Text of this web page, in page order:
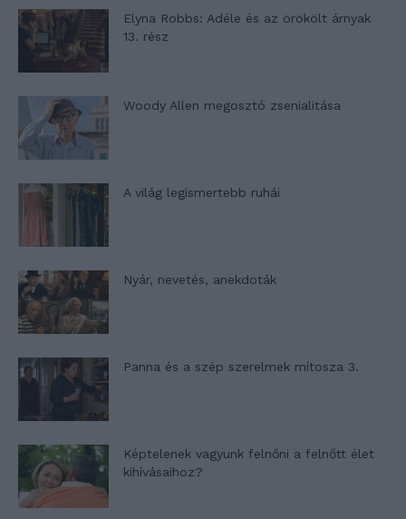
Elyna Robbs: Adéle és az örökölt árnyak
13. rész
Woody Allen megosztó zsenialitása
A világ legismertebb ruhái
Nyár, nevetés, anekdoták
Panna és a szép szerelmek mítosza 3.
Képtelenek vagyunk felnőni a felnőtt élet
kihívásaihoz?